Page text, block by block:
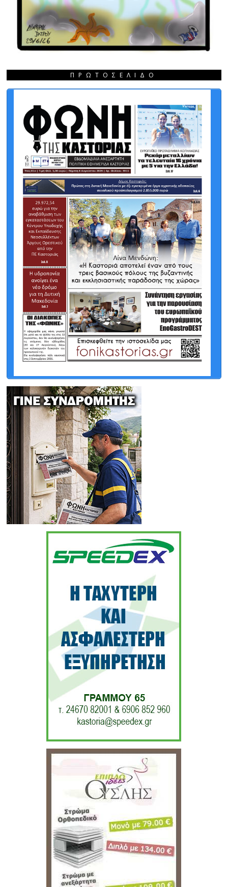
ΠΡΩΤΟΣΈΛΙΔΟ